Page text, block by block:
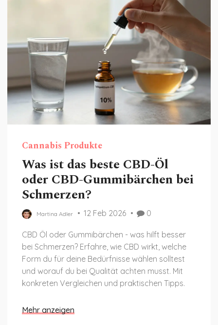
Cannabis Produkte
Was ist das beste CBD-Öl
oder CBD-Gummibärchen bei
Schmerzen?
Martina Adler 12 Feb 2026 0
CBD Öl oder Gummibärchen - was hilft besser
bei Schmerzen? Erfahre, wie CBD wirkt, welche
Form du für deine Bedürfnisse wählen solltest
und worauf du bei Qualität achten musst. Mit
konkreten Vergleichen und praktischen Tipps.
Mehr anzeigen